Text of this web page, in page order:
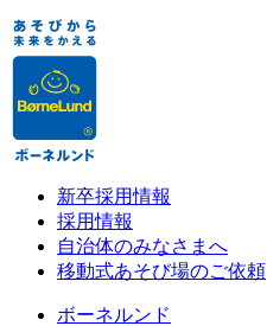
新卒採用情報
採用情報
自治体のみなさまへ
移動式あそび場のご依頼
ボーネルンド